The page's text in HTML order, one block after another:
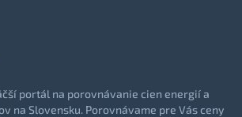
portál na porovnávanie cien energií a
na Slovensku. Porovnávame pre Vás ceny